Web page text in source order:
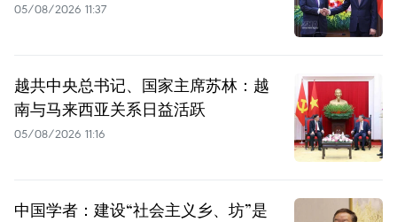
05/08/2026 11:37
越共中央总书记、国家主席苏林：越
南与马来西亚关系日益活跃
05/08/2026 11:16
中国学者：建设“社会主义乡、坊”是